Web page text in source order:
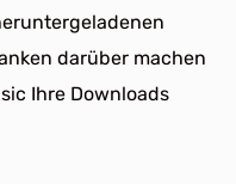
darüber machen
Ihre Downloads